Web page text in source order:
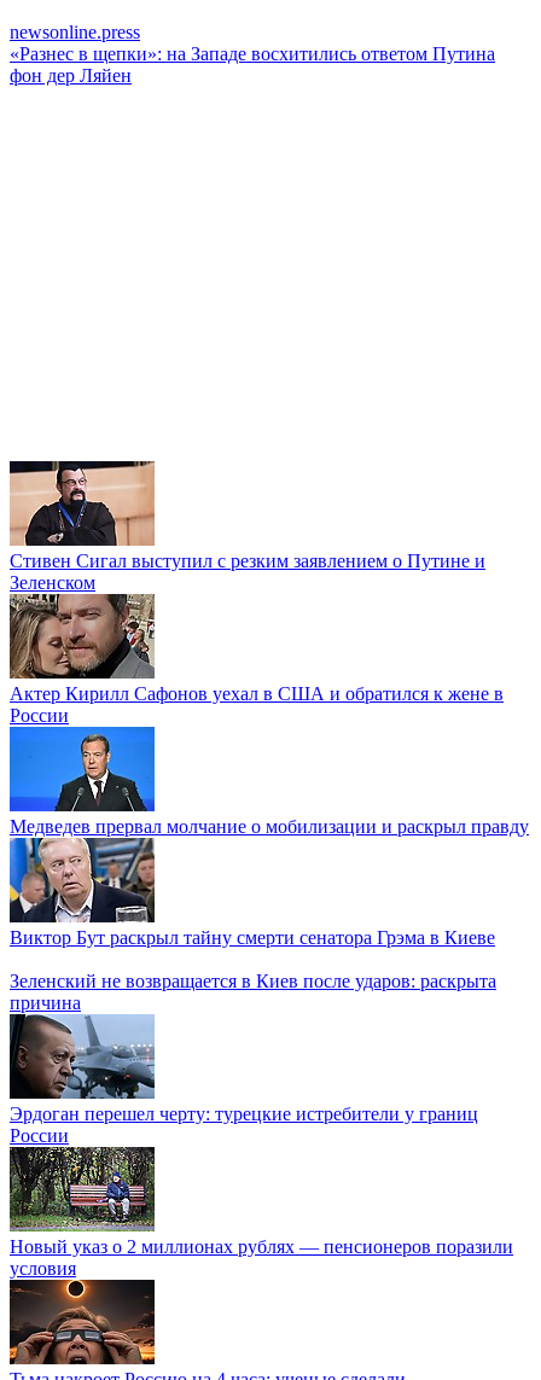
newsonline.press
«Разнес в щепки»: на Западе восхитились ответом Путина
фон дер Ляйен
Стивен Сигал выступил с резким заявлением о Путине и
Зеленском
Актер Кирилл Сафонов уехал в США и обратился к жене в
России
Медведев прервал молчание о мобилизации и раскрыл правду
Виктор Бут раскрыл тайну смерти сенатора Грэма в Киеве
Зеленский не возвращается в Киев после ударов: раскрыта
причина
Эрдоган перешел черту: турецкие истребители у границ
России
Новый указ о 2 миллионах рублях — пенсионеров поразили
условия